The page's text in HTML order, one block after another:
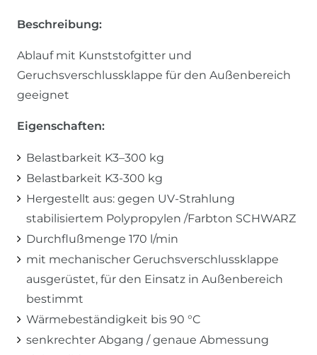
Beschreibung:
Ablauf mit Kunststofgitter und
Geruchsverschlussklappe für den Außenbereich
geeignet
Eigenschaften:
Belastbarkeit K3–300 kg
Belastbarkeit K3-300 kg
Hergestellt aus: gegen UV-Strahlung
stabilisiertem Polypropylen /Farbton SCHWARZ
Durchflußmenge 170 l/min
mit mechanischer Geruchsverschlussklappe
ausgerüstet, für den Einsatz in Außenbereich
bestimmt
Wärmebeständigkeit bis 90 °C
senkrechter Abgang / genaue Abmessung